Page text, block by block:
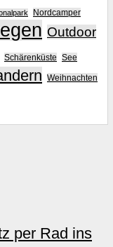
Nordcamper
Outdoor
Schärenküste See
Weihnachten
per Rad ins